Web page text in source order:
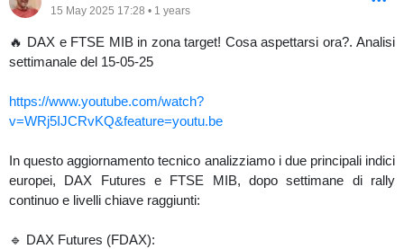
- Per approfondimenti:https://www.investimentivincenti.it/
15 May 2025 17:28 • 1 years
🔥 DAX e FTSE MIB in zona target! Cosa aspettarsi ora?. Analisi
settimanale del 15-05-25
https://www.youtube.com/watch?
v=WRj5IJCRvKQ&feature=youtu.be
In questo aggiornamento tecnico analizziamo i due principali indici
europei, DAX Futures e FTSE MIB, dopo settimane di rally
continuo e livelli chiave raggiunti:
🔹 DAX Futures (FDAX):